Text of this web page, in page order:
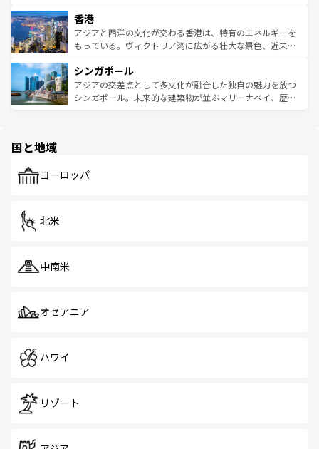
とつ。フォーやバインミー、ベトナムコーヒーなどは、ぜ
ひ現地で味わいたい。どの地域を訪れてもあたたかい人々
が旅行者を迎えてくれるので、きっと忘れられない旅にな
参照してほしい。
の活気が交差している。北部ではチェンマイなどの山岳地
帯で自然と触れ合い、南部ではプーケットやクラビの美し
いビーチでリゾート気分を楽しむことができる。タイ料理
激する。気候は一年中温暖で、どの季節にも異なる楽しみ
が待っている。親しみやすいタイの人々、仏教を中心とし
た文化、そして多様な観光資源が、訪れる旅人を魅了し続
香港
アジアと西洋の文化が交わる香港は、特有のエネルギーを
もっている。ヴィクトリア湾に広がる壮大な景色、近未来
み、どこを訪れても感動するはず。観光スポットが密集し
ており、効率よく見どころを回れるのも魅力。息をのむよ
うな絶景から文化的な体験まで、香港を存分に楽しみ尽く
シンガポール
アジアの交差点として多文化が融合した独自の魅力を放つ
シンガポール。未来的な建築物が並ぶマリーナベイ、歴史
で、ホーカーズは地元の風情を楽しめる外せないスポット
国と地域
ヨーロッパ
北米
中南米
オセアニア
ハワイ
リゾート